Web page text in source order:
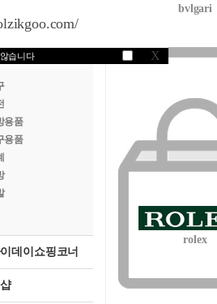
습니다 X
용품
용품
데이쇼핑코너
bvlgari
rolex